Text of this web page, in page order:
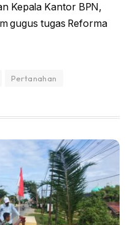
Kepala Kantor BPN,
gugus tugas Reforma
Pertanahan